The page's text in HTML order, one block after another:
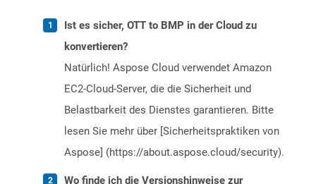
Ist es sicher, OTT to BMP in der Cloud zu
konvertieren?
Natürlich! Aspose Cloud verwendet Amazon
EC2-Cloud-Server, die die Sicherheit und
Belastbarkeit des Dienstes garantieren. Bitte
lesen Sie mehr über [Sicherheitspraktiken von
Aspose] (https://about.aspose.cloud/security).
Wo finde ich die Versionshinweise zur